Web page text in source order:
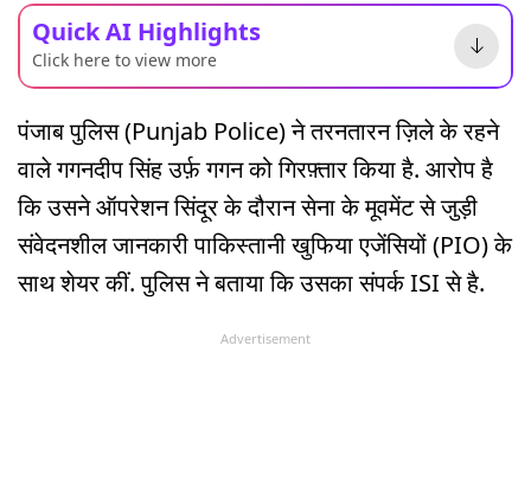
Quick AI Highlights
Click here to view more
पंजाब पुलिस (Punjab Police) ने तरनतारन ज़िले के रहने
वाले गगनदीप सिंह उर्फ़ ​​गगन को गिरफ़्तार किया है. आरोप है
कि उसने ऑपरेशन सिंदूर के दौरान सेना के मूवमेंट से जुड़ी
संवेदनशील जानकारी पाकिस्तानी खुफिया एजेंसियों (PIO) के
साथ शेयर कीं. पुलिस ने बताया कि उसका संपर्क ISI से है.
Advertisement